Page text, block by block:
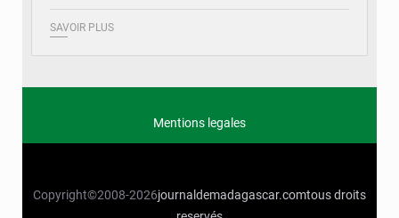
SAVOIR PLUS
Mentions legales
Copyright©2008-2026journaldemadagascar.comtous droits